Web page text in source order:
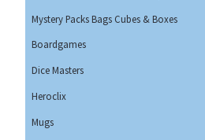
Mystery Packs Bags Cubes & Boxes
Boardgames
Dice Masters
Heroclix
Mugs